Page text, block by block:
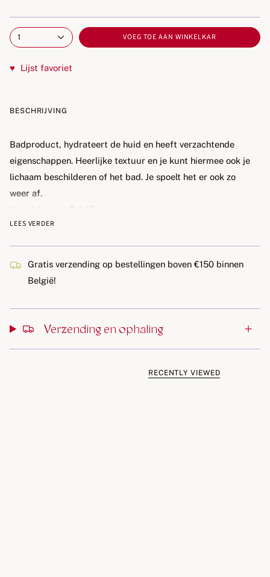
1 VOEG TOE AAN WINKELKAR
♥ Lijst favoriet
BESCHRIJVING
Badproduct, hydrateert de huid en heeft verzachtende
eigenschappen. Heerlijke textuur en je kunt hiermee ook je
lichaam beschilderen of het bad. Je spoelt het er ook zo
weer af.
Voordelen van Tubi Foam:
- maakt de baby's huid gehydrateerd in het dagelijkse bad
LEES VERDER
Gratis verzending op bestellingen boven €150 binnen
België!
Verzending en ophaling
RECENTLY VIEWED